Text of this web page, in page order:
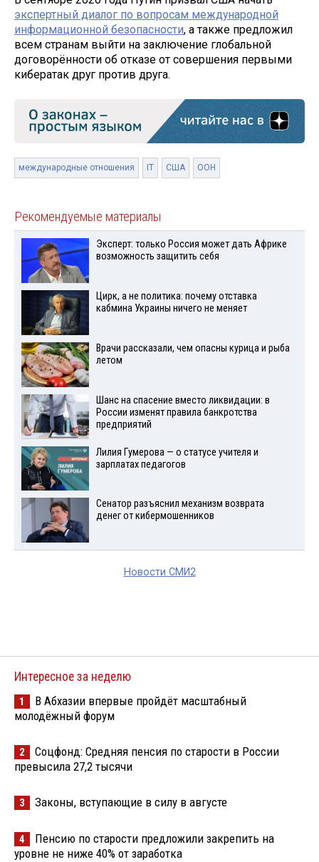
экспертный диалог по вопросам международной
информационной безопасности, а также предложил
всем странам выйти на заключение глобальной
договорённости об отказе от совершения первыми
кибератак друг против друга.
международные отношения IT США ООН
Рекомендуемые материалы
Эксперт: только Россия может дать Африке
возможность защитить себя
Цирк, а не политика: почему отставка
кабмина Украины ничего не меняет
Врачи рассказали, чем опасны курица и рыба
летом
Шанс на спасение вместо ликвидации: в
России изменят правила банкротства
предприятий
Лилия Гумерова — о статусе учителя и
зарплатах педагогов
Сенатор разъяснил механизм возврата
денег от кибермошенников
Новости СМИ2
Интересное за неделю
1
В Абхазии впервые пройдёт масштабный
молодёжный форум
2
Соцфонд: Средняя пенсия по старости в России
превысила 27,2 тысячи
3 Законы, вступающие в силу в августе
4
Пенсию по старости предложили закрепить на
уровне не ниже 40% от заработка